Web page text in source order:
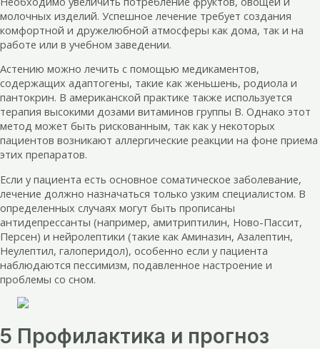
молочных изделий. Успешное лечение требует создания
комфортной и дружелюбной атмосферы как дома, так и на
работе или в учебном заведении.
Астению можно лечить с помощью медикаментов,
содержащих адаптогены, такие как женьшень, родиола и
пантокрин. В американской практике также используется
терапия высокими дозами витаминов группы B. Однако этот
метод может быть рискованным, так как у некоторых
пациентов возникают аллергические реакции на фоне приема
этих препаратов.
Если у пациента есть основное соматическое заболевание,
лечение должно назначаться только узким специалистом. В
определенных случаях могут быть прописаны
антидепрессанты (например, амитриптилин, Ново-Пассит,
Персен) и нейролептики (такие как Аминазин, Азалептин,
Неулептил, галоперидол), особенно если у пациента
наблюдаются пессимизм, подавленное настроение и
проблемы со сном.
5 Профилактика и прогноз